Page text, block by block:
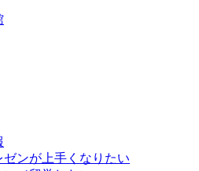
ンが上手くなりたい
／留学したい
が知りたい